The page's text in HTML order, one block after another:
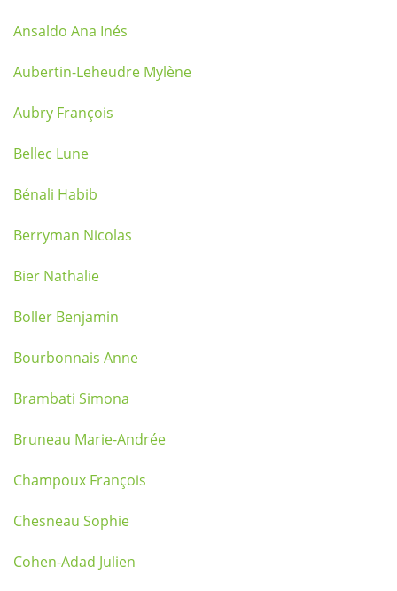
Ansaldo Ana Inés
Aubertin-Leheudre Mylène
Aubry François
Bellec Lune
Bénali Habib
Berryman Nicolas
Bier Nathalie
Boller Benjamin
Bourbonnais Anne
Brambati Simona
Bruneau Marie-Andrée
Champoux François
Chesneau Sophie
Cohen-Adad Julien